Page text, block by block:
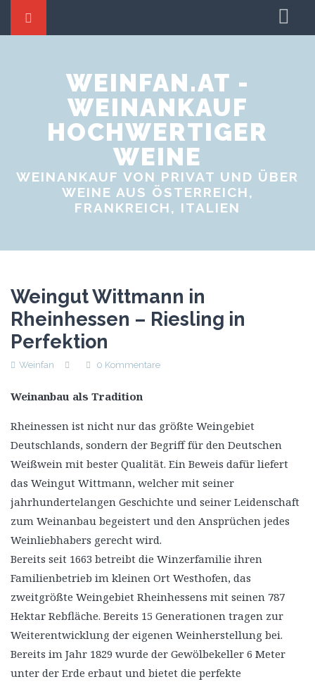
Weine tauschen
Weinproben
Weinevents
WEINFAN.AT -
WEINANKAUF
HOCHWERTIGER
WEINE
WEINANKAUF VON PRIVAT UND ÜBER
WEINE AUS ÖSTERREICH,
FRANKREICH, ITALIEN
Weingut Wittmann in
Rheinhessen – Riesling in
Perfektion
Weinfan 0 Kommentare
Weinanbau als Tradition
Rheinessen ist nicht nur das größte Weingebiet
Deutschlands, sondern der Begriff für den Deutschen
Weißwein mit bester Qualität. Ein Beweis dafür liefert
das Weingut Wittmann, welcher mit seiner
jahrhundertelangen Geschichte und seiner Leidenschaft
zum Weinanbau begeistert und den Ansprüchen jedes
Weinliebhabers gerecht wird.
Bereits seit 1663 betreibt die Winzerfamilie ihren
Familienbetrieb im kleinen Ort Westhofen, das
zweitgrößte Weingebiet Rheinhessens mit seinen 787
Hektar Rebfläche. Bereits 15 Generationen tragen zur
Weiterentwicklung der eigenen Weinherstellung bei.
Bereits im Jahr 1829 wurde der Gewölbekeller 6 Meter
unter der Erde erbaut und bietet die perfekte